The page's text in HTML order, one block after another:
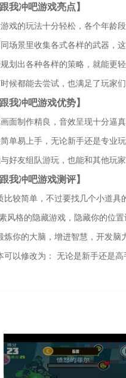
我冲吧游戏亮点】
戏的玩法十分轻松，各个年龄
场景里收集各式各样的武器，
划出各种各样的策略，就能更
候都能去尝试，也满足了玩家
我冲吧游戏优势】
面制作精良，音效呈现十分逼
单易上手，无论新手还是专业
好友组队游玩，也能和其他玩
我冲吧游戏测评】
比较简单，不过要找几个小道具
风格的隐藏游戏，隐藏你的位置
炼你的大脑，增进智慧，开发脑
可以修改为： 无论是新手还是